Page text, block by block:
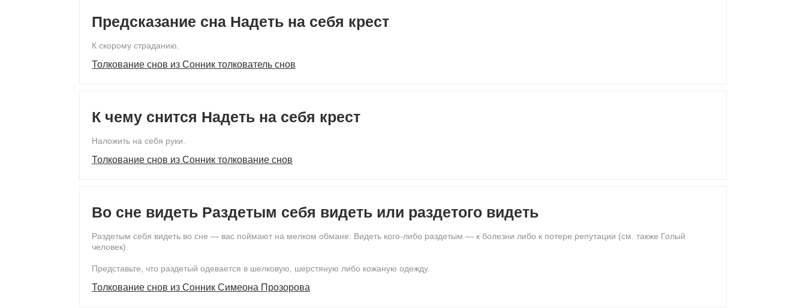
Предсказание сна Надеть на себя крест
К скорому страданию.
Толкование снов из Сонник толкователь снов
К чему снится Надеть на себя крест
Наложить на себя руки.
Толкование снов из Сонник толкование снов
Во сне видеть Раздетым себя видеть или раздетого видеть
Раздетым себя видеть во сне — вас поймают на мелком обмане. Видеть кого-либо раздетым — к болезни либо к потере репутации (см. также Голый
человек).
Представьте, что раздетый одевается в шелковую, шерстяную либо кожаную одежду.
Толкование снов из Сонник Симеона Прозорова